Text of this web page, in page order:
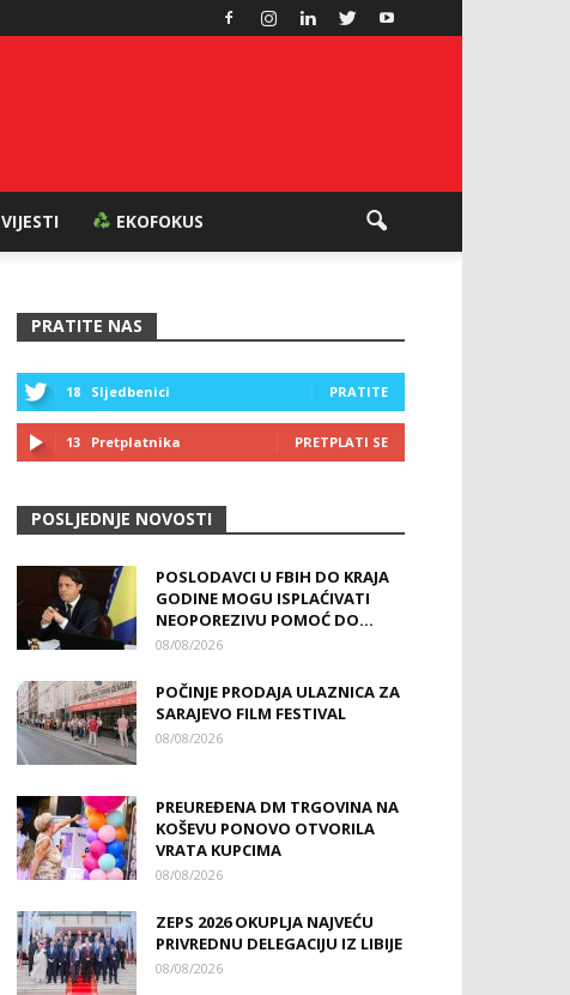
VIJESTI EKOFOKUS
PRATITE NAS
18 Sljedbenici PRATITE
13 Pretplatnika PRETPLATI SE
POSLJEDNJE NOVOSTI
POSLODAVCI U FBIH DO KRAJA
GODINE MOGU ISPLAĆIVATI
NEOPOREZIVU POMOĆ DO...
08/08/2026
POČINJE PRODAJA ULAZNICA ZA
SARAJEVO FILM FESTIVAL
08/08/2026
PREUREĐENA DM TRGOVINA NA
KOŠEVU PONOVO OTVORILA
VRATA KUPCIMA
08/08/2026
ZEPS 2026 OKUPLJA NAJVEĆU
PRIVREDNU DELEGACIJU IZ LIBIJE
08/08/2026